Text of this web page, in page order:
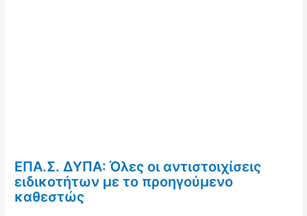
ΕΠΑ.Σ. ΔΥΠΑ: Όλες οι αντιστοιχίσεις
ειδικοτήτων με το προηγούμενο
καθεστώς